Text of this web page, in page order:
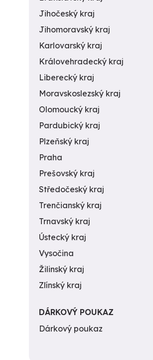
Jihočeský kraj
Jihomoravský kraj
Karlovarský kraj
Královehradecký kraj
Liberecký kraj
Moravskoslezský kraj
Olomoucký kraj
Pardubický kraj
Plzeňský kraj
Praha
Prešovský kraj
Středočeský kraj
Trenčianský kraj
Trnavský kraj
Ústecký kraj
Vysočina
Žilinský kraj
Zlínský kraj
DÁRKOVÝ POUKAZ
Dárkový poukaz